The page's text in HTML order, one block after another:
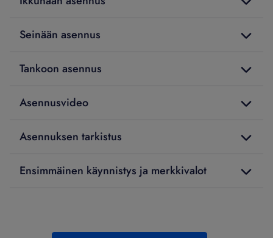
Seinään asennus
Tankoon asennus
Asennusvideo
Asennuksen tarkistus
Ensimmäinen käynnistys ja merkkivalot